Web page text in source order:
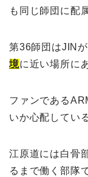
も同じ師団に配
第36師団はJIN
境に近い場所に
ファンである
いか心配してい
江原道には白骨
るまで働く部隊